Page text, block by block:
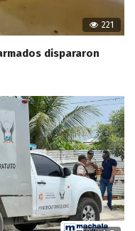
221
dispararon